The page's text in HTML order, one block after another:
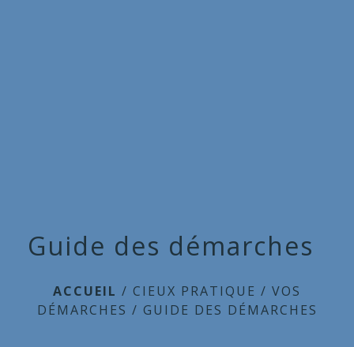
Guide des démarches
ACCUEIL / CIEUX PRATIQUE / VOS
DÉMARCHES / GUIDE DES DÉMARCHES